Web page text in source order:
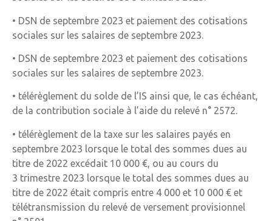
• DSN de septembre 2023 et paiement des cotisations
sociales sur les salaires de septembre 2023.
• DSN de septembre 2023 et paiement des cotisations
sociales sur les salaires de septembre 2023.
• télérèglement du solde de l’IS ainsi que, le cas échéant,
de la contribution sociale à l’aide du relevé n° 2572.
• télérèglement de la taxe sur les salaires payés en
septembre 2023 lorsque le total des sommes dues au
titre de 2022 excédait 10 000 €, ou au cours du
3 trimestre 2023 lorsque le total des sommes dues au
titre de 2022 était compris entre 4 000 et 10 000 € et
télétransmission du relevé de versement provisionnel